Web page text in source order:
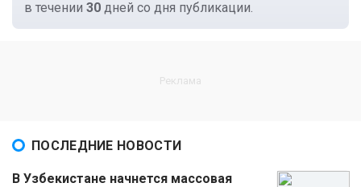
в течении 30 дней со дня публикации.
ПОСЛЕДНИЕ НОВОСТИ
В Узбекистане начнется массовая